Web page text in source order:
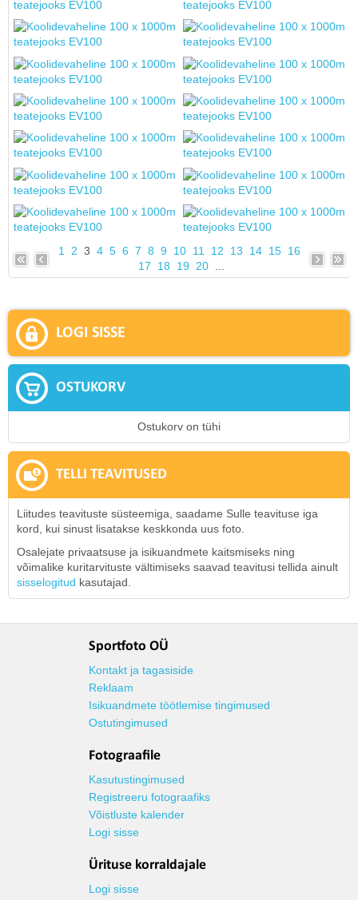
1 2 3 4 5 6 7 8 9 10 11 12 13 14 15 16
17
18 19 20...
LOGI SISSE
OSTUKORV
Ostukorv on tühi
TELLI TEAVITUSED
Liitudes teavituste süsteemiga, saadame Sulle teavituse iga
kord, kui sinust lisatakse keskkonda uus foto.
Osalejate privaatsuse ja isikuandmete kaitsmiseks ning
võimalike kuritarvituste vältimiseks saavad teavitusi tellida ainult
sisselogitud kasutajad.
Sportfoto OÜ
Kontakt ja tagasiside
Reklaam
Isikuandmete töötlemise tingimused
Ostutingimused
Fotograafile
Kasutustingimused
Registreeru fotograafiks
Võistluste kalender
Logi sisse
Ürituse korraldajale
Logi sisse